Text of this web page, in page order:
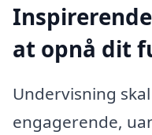
at opnå dit
Undervisning
engagerende,